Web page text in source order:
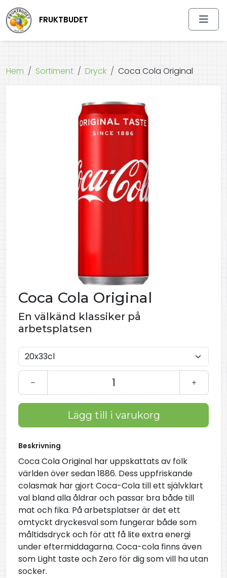
FRUKTBUDET
Hem Sortiment Dryck Coca Cola Original
Coca Cola Original
En välkänd klassiker på
arbetsplatsen
Lägg till i varukorg
Beskrivning
Coca Cola Original har uppskattats av folk
världen över sedan 1886. Dess uppfriskande
colasmak har gjort Coca-Cola till ett självklart
val bland alla åldrar och passar bra både till
mat och fika. På arbetsplatser är det ett
omtyckt dryckesval som fungerar både som
måltidsdryck och för att få lite extra energi
under eftermiddagarna. Coca-cola finns även
som Light tasteoch Zero för dig som vill ha utan
socker.